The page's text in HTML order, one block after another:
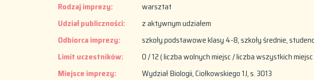
Rodzaj imprezy:
warsztat
Udział publiczności:
z aktywnym udziałem
Odbiorca imprezy:
szkoły podstawowe klasy 4-8, szkoły średnie,
Limit uczestników:
0 / 12 ( liczba wolnych miejsc / liczba wszystkich miejsc
Miejsce imprezy:
Wydział Biologii, Ciołkowskiego 1J, s. 3013